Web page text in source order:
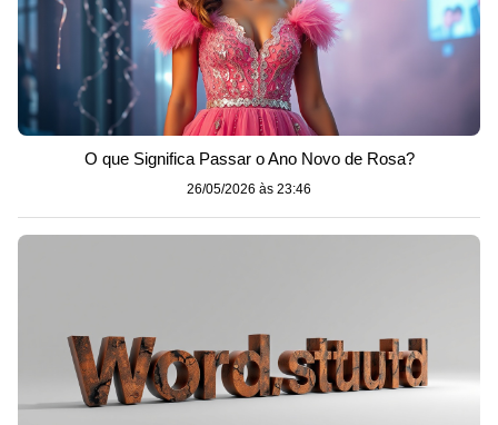
O que Significa Passar o Ano Novo de Rosa?
26/05/2026 às 23:46